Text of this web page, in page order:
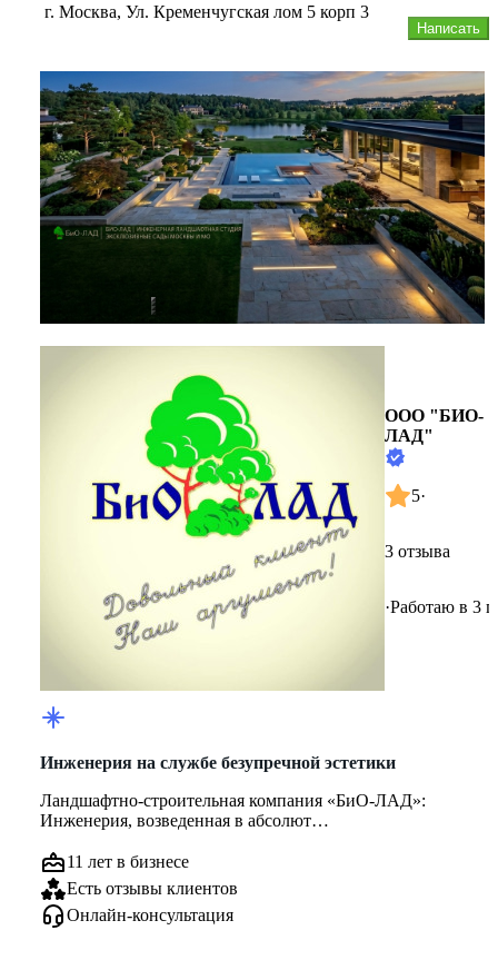
Написать
г. Москва, Ул. Кременчугская лом 5 корп 3
ООО "БИО-
ЛАД"
5·
3 отзыва
·Работаю в 3
Инженерия на службе безупречной эстетики
Ландшафтно-строительная компания «БиО-ЛАД»:
Инженерия, возведенная в абсолют
Мы убеждены: по-настоящему красивый сад на...
11 лет в бизнесе
Есть отзывы клиентов
Онлайн-консультация